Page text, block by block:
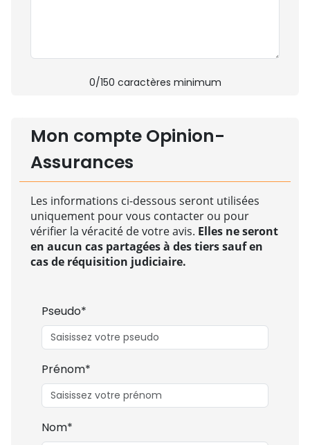
0/150 caractères minimum
Mon compte Opinion-
Assurances
Les informations ci-dessous seront utilisées
uniquement pour vous contacter ou pour
vérifier la véracité de votre avis. Elles ne seront
en aucun cas partagées à des tiers sauf en
cas de réquisition judiciaire.
Pseudo*
Prénom*
Nom*